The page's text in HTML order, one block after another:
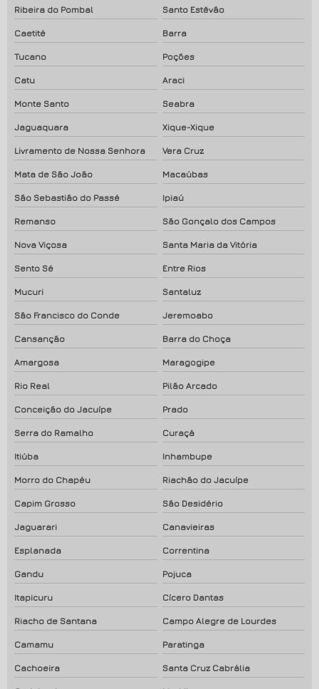
Ribeira do Pombal Santo Estêvão
Caetité Barra
Tucano Poções
Catu Araci
Monte Santo Seabra
Jaguaquara Xique-Xique
Livramento de Nossa Senhora Vera Cruz
Mata de São João Macaúbas
São Sebastião do Passé Ipiaú
Remanso São Gonçalo dos Campos
Nova Viçosa Santa Maria da Vitória
Sento Sé Entre Rios
Mucuri Santaluz
São Francisco do Conde Jeremoabo
Cansanção Barra do Choça
Amargosa Maragogipe
Rio Real Pilão Arcado
Conceição do Jacuípe Prado
Serra do Ramalho Curaçá
Itiúba Inhambupe
Morro do Chapéu Riachão do Jacuípe
Capim Grosso São Desidério
Jaguarari Canavieiras
Esplanada Correntina
Gandu Pojuca
Itapicuru Cícero Dantas
Riacho de Santana Campo Alegre de Lourdes
Camamu Paratinga
Cachoeira Santa Cruz Cabrália